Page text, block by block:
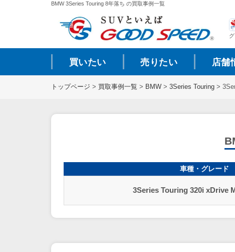
BMW 3Series Touring 8年落ち の買取事例一覧
買いたい 売りたい 店舗
トップページ > 買取事例一覧 > BMW > 3Series Touring >
車種・グレード
3Series Touring 320i xDrive